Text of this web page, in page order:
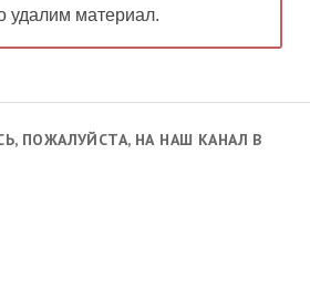
удалим материал.
ПОЖАЛУЙСТА, НА НАШ КАНАЛ В